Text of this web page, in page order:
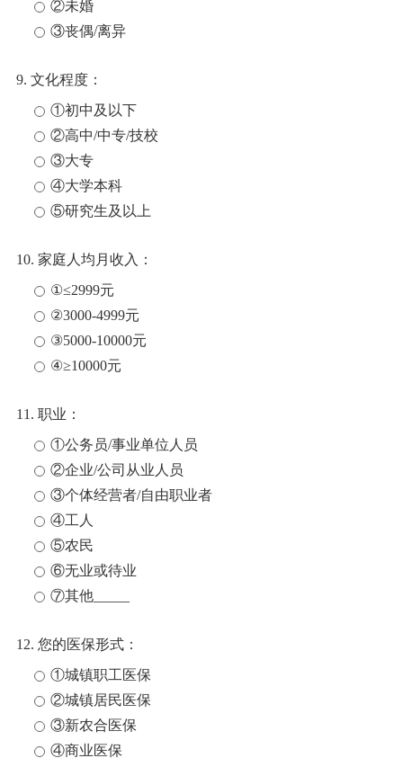
②未婚
③丧偶/离异
9. 文化程度：
①初中及以下
②高中/中专/技校
③大专
④大学本科
⑤研究生及以上
10. 家庭人均月收入：
①≤2999元
②3000-4999元
③5000-10000元
④≥10000元
11. 职业：
①公务员/事业单位人员
②企业/公司从业人员
③个体经营者/自由职业者
④工人
⑤农民
⑥无业或待业
⑦其他_____
12. 您的医保形式：
①城镇职工医保
②城镇居民医保
③新农合医保
④商业医保